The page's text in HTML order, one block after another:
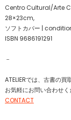
Centro Cultural/Arte
28×23cm,
ソフトカバー |
ISBN 9686191291
－
ATELIERでは、古書の買
お気軽にお問い合わせく
CONTACT